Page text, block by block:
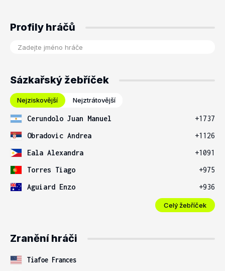
Profily hráčů
Sázkařský žebříček
Nejziskovější Nejztrátovější
Cerundolo Juan Manuel
+1737
Obradovic Andrea
+1126
Eala Alexandra
+1091
Torres Tiago
+975
Aguiard Enzo
+936
Celý žebříček
Zranění hráči
Tiafoe Frances